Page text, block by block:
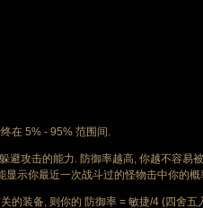
5% - 95% 范围间.
避攻击的能力. 防御率越高, 你越不容易
显示你最近一次战斗过的怪物击中你的概
的装备, 则你的 防御率 = 敏捷/4 (四舍五